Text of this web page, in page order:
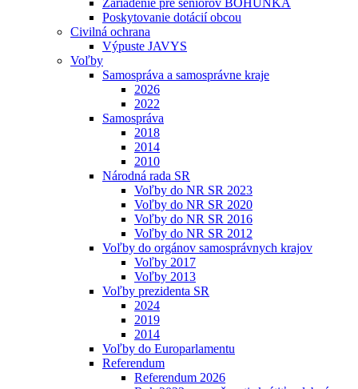
Zariadenie pre seniorov BOHUNKA
Poskytovanie dotácií obcou
Civilná ochrana
Výpuste JAVYS
Voľby
Samospráva a samosprávne kraje
2026
2022
Samospráva
2018
2014
2010
Národná rada SR
Voľby do NR SR 2023
Voľby do NR SR 2020
Voľby do NR SR 2016
Voľby do NR SR 2012
Voľby do orgánov samosprávnych krajov
Voľby 2017
Voľby 2013
Voľby prezidenta SR
2024
2019
2014
Voľby do Europarlamentu
Referendum
Referendum 2026